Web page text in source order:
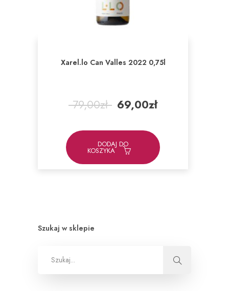
Xarel.lo Can Valles 2022 0,75l
79,00zł Pierwotna
wynosiła:
79,00zł.
69,00złAktualna
69,00zł.
DODAJ DO
KOSZYKA
Szukaj w sklepie